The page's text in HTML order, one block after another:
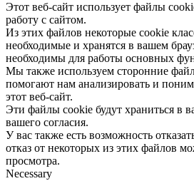
Этот веб-сайт использует файлы
работу с сайтом.
Из этих файлов некоторые cookie
необходимые и хранятся в вашем
необходимы для работы основных
Мы также используем сторонние
помогают нам анализировать и
этот веб-сайт.
Эти файлы cookie будут храниться в
вашего согласия.
У вас также есть возможность
отказ от некоторых из этих файлов
просмотра.
Necessary